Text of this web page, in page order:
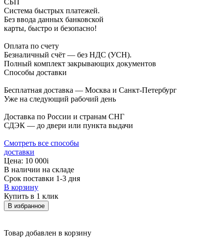
СБП
Система быстрых платежей.
Без ввода данных банковской
карты, быстро и безопасно!
Оплата по счету
Безналичный счёт — без НДС (УСН).
Полный комплект закрывающих документов
Способы доставки
Бесплатная доставка — Москва и Санкт-Петербург
Уже на следующий рабочий день
Доставка по России и странам СНГ
СДЭК — до двери или пункта выдачи
Смотреть все способы
доставки
Цена: 10 000i
В наличии на складе
Срок поставки 1-3 дня
В корзину
Купить в 1 клик
В избранное
Товар добавлен в корзину